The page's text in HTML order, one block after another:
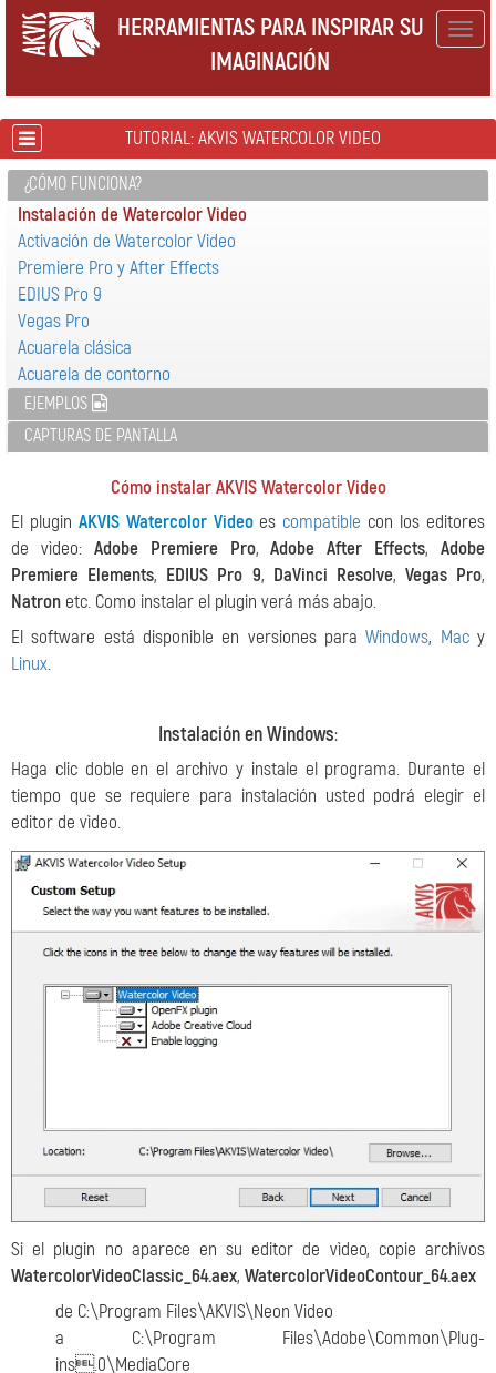
HERRAMIENTAS PARA INSPIRAR SU
IMAGINACIÓN
TUTORIAL: AKVIS WATERCOLOR VIDEO
¿CÓMO FUNCIONA?
Instalación de Watercolor Video
Activación de Watercolor Video
Premiere Pro y After Effects
EDIUS Pro 9
Vegas Pro
Acuarela clásica
Acuarela de contorno
EJEMPLOS
CAPTURAS DE PANTALLA
Cómo instalar AKVIS Watercolor Video
El plugin AKVIS Watercolor Videoes compatible con los editores
de vìdeo: Adobe Premiere Pro,Adobe After Effects, Adobe
Premiere Elements, EDIUS Pro 9, DaVinci Resolve, Vegas Pro,
Natron etc. Como instalar el plugin verá más abajo.
El software está disponible en versiones paraWindows, Macy
Linux.
Instalación en Windows:
Haga clic doble en el archivo y instale el programa. Durante el
tiempo que se requiere para instalación usted podrá elegir el
editor de vìdeo.
Si el plugin no aparece en su editor de vìdeo, copie archivos
WatercolorVideoClassic_64.aex, WatercolorVideoContour_64.aex
de C:\Program Files\AKVIS\Neon Video
a C:\Program Files\Adobe\Common\Plug-
ins.0\MediaCore